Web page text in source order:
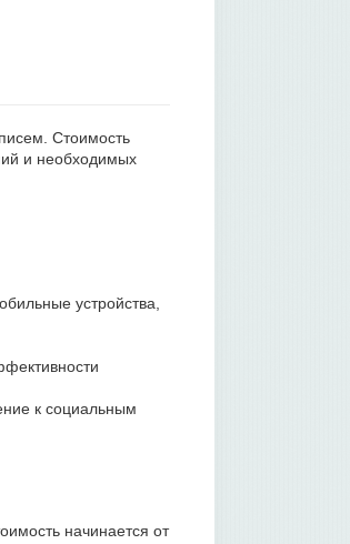
Стоимость
и необходимых
устройства,
к социальным
начинается от